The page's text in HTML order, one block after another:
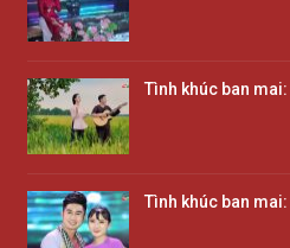
Tình khúc ban
Tình khúc ban